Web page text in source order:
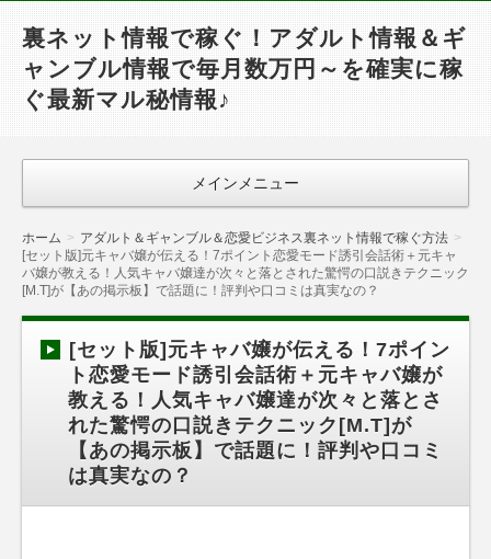
裏ネット情報で稼ぐ！アダルト情報＆ギ
ャンブル情報で毎月数万円～を確実に稼
ぐ最新マル秘情報♪
メインメニュー
ホーム
アダルト＆ギャンブル＆恋愛ビジネス裏ネット情報で稼ぐ方法
[セット版]元キャバ嬢が伝える！7ポイント恋愛モード誘引会話術＋元キャ
バ嬢が教える！人気キャバ嬢達が次々と落とされた驚愕の口説きテクニック
[M.T]が【あの掲示板】で話題に！評判や口コミは真実なの？
[セット版]元キャバ嬢が伝える！7ポイン
ト恋愛モード誘引会話術＋元キャバ嬢が
教える！人気キャバ嬢達が次々と落とさ
れた驚愕の口説きテクニック[M.T]が
【あの掲示板】で話題に！評判や口コミ
は真実なの？